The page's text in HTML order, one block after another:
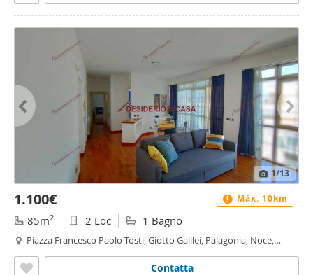
1/13
1.100€
85m2 2 Loc 1 Bagno
Piazza Francesco Paolo Tosti, Giotto Galilei, Palagonia, Noce,
Contatta
Máx. 10km